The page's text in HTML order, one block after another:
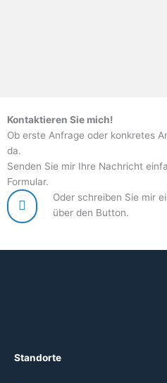
Kontaktieren Sie mich!
Ob erste Anfrage oder konkretes
da.
Senden Sie mir Ihre Nachricht
Formular.
Oder schreiben Sie mir
über den Button.
Standorte